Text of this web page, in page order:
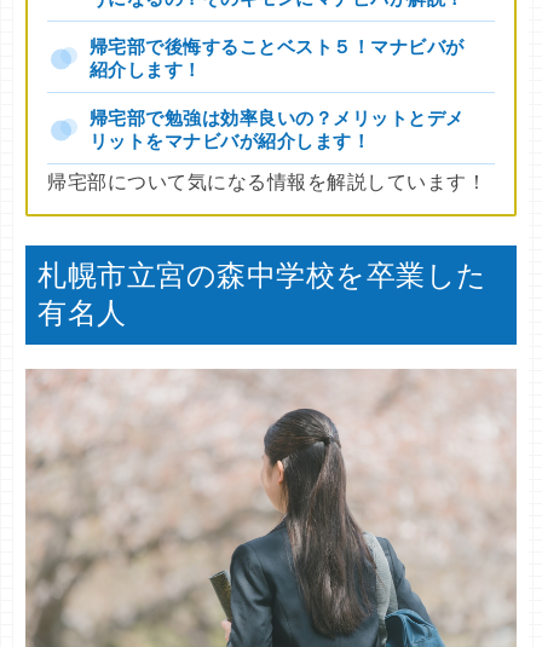
帰宅部で後悔することベスト５！マナビバが
紹介します！
帰宅部で勉強は効率良いの？メリットとデメ
リットをマナビバが紹介します！
帰宅部について気になる情報を解説しています！
札幌市立宮の森中学校を卒業した
有名人